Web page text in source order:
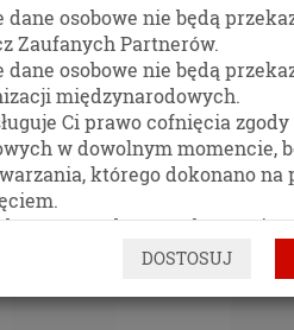
dane osobowe nie będą
Zaufanych Partnerów.
dane osobowe nie będą
międzynarodowych.
Ci prawo cofnięcia
w dowolnym momencie,
którego dokonano na
prawo dostępu do treści
a także do
od administratora Pani/
powszechnie
DOSTOSUJ